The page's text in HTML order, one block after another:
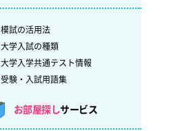
模試の活用法
大学入試の種類
大学入学共通テスト情報
受験・入試用語集
お部屋探しサービス